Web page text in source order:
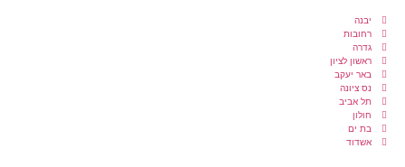
יבנה
רחובות
גדרה
ראשון לציון
באר יעקב
נס ציונה
תל אביב
חולון
בת ים
אשדוד